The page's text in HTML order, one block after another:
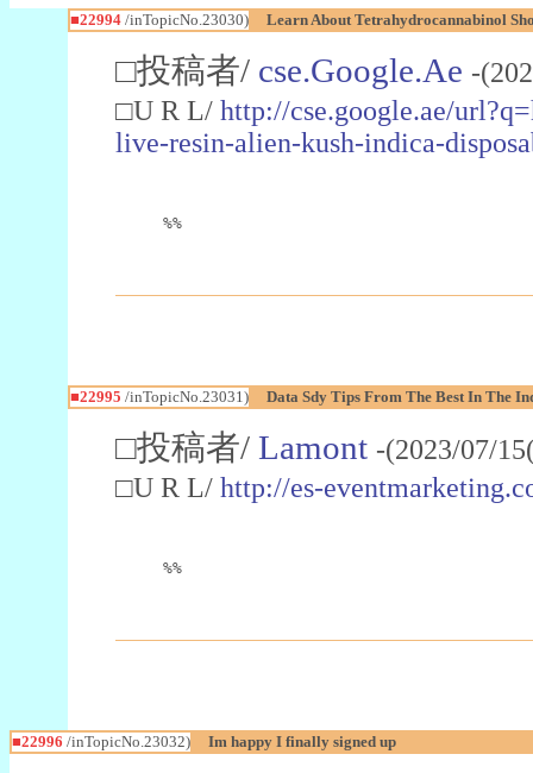
■22994/inTopicNo.23030) Learn About Tetrahydrocannabinol
□投稿者/ cse.Google.Ae -
□U R L/ http://cse.google.ae/
live-resin-alien-kush-indica-
%%
■22995 /inTopicNo.23031) Data Sdy Tips From The Best In The
□投稿者/ Lamont -(2023/07/
□U R L/ http://es-
%%
■22996 /inTopicNo.23032) Im happy I finally signed up